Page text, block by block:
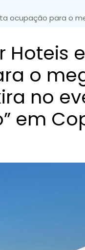
ocupação para o
Hoteis
o
no
em